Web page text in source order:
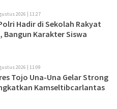
2026 | 11:27
Hadir di Sekolah Rakyat
Bangun Karakter Siswa
2026 | 11:09
Tojo Una-Una Gelar Strong
Kamseltibcarlantas